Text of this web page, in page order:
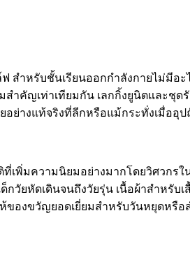
ำหรับชั้นเรียนออกกำลังกายไม่มีอะ
ำคัญเท่าเทียมกัน เลกกิ้งยูนิตและชุ
ย่างแท้จริงที่ลีกหรือแม้กระทั่งเมื่ออุ
พิ่มความนิยมอย่างมากโดยวิศวกรใ
ยหัดเดินจนถึงวัยรุ่น เนื้อผ้าสำหรับ
องขวัญยอดเยี่ยมสำหรับวันหยุดหรือ